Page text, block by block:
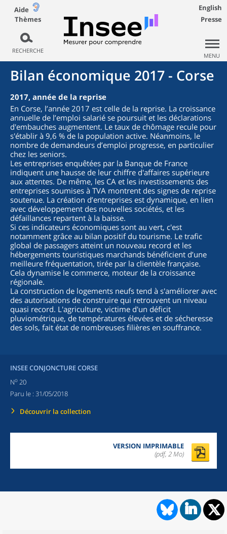
Aide
Thèmes
RECHERCHE
English
Presse
MENU
Bilan économique 2017 - Corse
2017, année de la reprise
En Corse, l’année 2017 est celle de la reprise. La croissance
annuelle de l’emploi salarié se poursuit et les déclarations
d'embauches augmentent. Le taux de chômage recule pour
s'établir à 9,6 % de la population active. Néanmoins, le
nombre de demandeurs d’emploi progresse, en particulier
chez les seniors.
Les entreprises enquêtées par la Banque de France
indiquent une hausse de leur chiffre d'affaires supérieure
aux attentes. De même, les CA et les investissements des
entreprises soumises à TVA montrent des signes de reprise
soutenue. La création d’entreprises est dynamique, en lien
avec développement des nouvelles sociétés, et les
défaillances repartent à la baisse.
Si ces indicateurs économiques sont au vert, c'est
notamment grâce au bilan positif du tourisme. Le trafic
global de passagers atteint un nouveau record et les
hébergements touristiques marchands bénéficient d’une
meilleure fréquentation, tirée par la clientèle française.
Cela dynamise le commerce, moteur de la croissance
régionale.
La construction de logements neufs tend à s'améliorer avec
des autorisations de construire qui retrouvent un niveau
quasi record. L'agriculture, victime d'un déficit
pluviométrique, de températures élevées et de sécheresse
des sols, fait état de nombreuses filières en souffrance.
INSEE CONJONCTURE CORSE
No 20
Paru le : 31/05/2018
Découvrir la collection
VERSION IMPRIMABLE
(pdf, 2 Mo)